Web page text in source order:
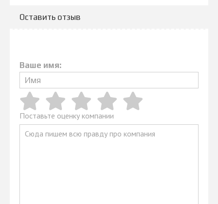
Оставить отзыв
Ваше имя:
Поставьте оценку компании